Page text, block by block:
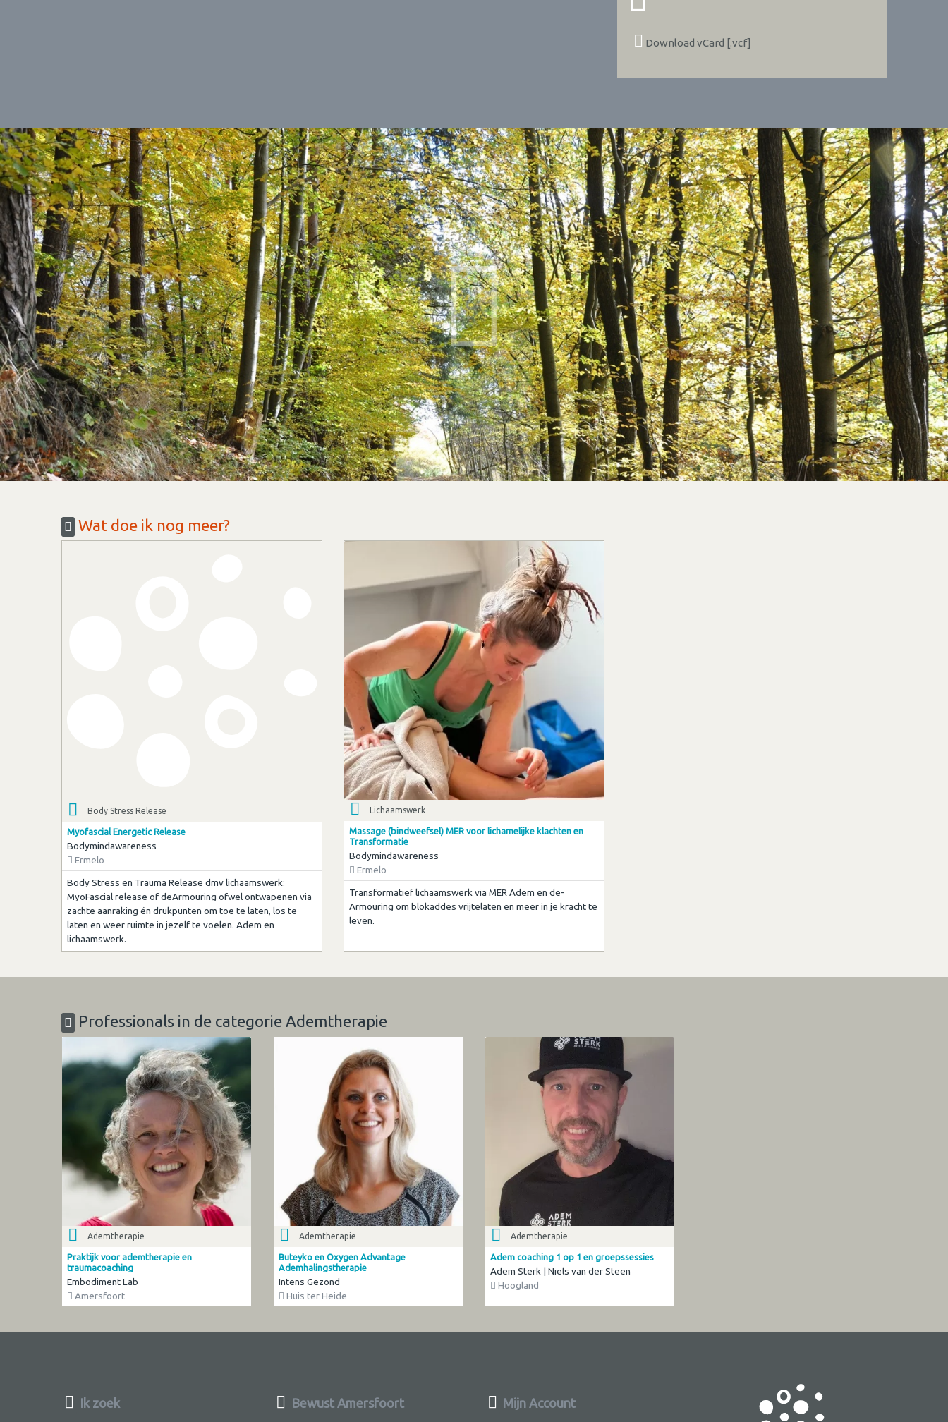
Download vCard [.vcf]
Wat doe ik nog meer?
Body Stress Release
Myofascial Energetic Release
Bodymindawareness
Ermelo
Body Stress en Trauma Release dmv lichaamswerk:
MyoFascial release of deArmouring ofwel ontwapenen via
zachte aanraking én drukpunten om toe te laten, los te
laten en weer ruimte in jezelf te voelen. Adem en
lichaamswerk.
Lichaamswerk
Massage (bindweefsel) MER voor lichamelijke klachten en
Transformatie
Bodymindawareness
Ermelo
Transformatief lichaamswerk via MER Adem en de-
Armouring om blokaddes vrijtelaten en meer in je kracht te
leven.
Professionals in de categorie Ademtherapie
Ademtherapie
Praktijk voor ademtherapie en
traumacoaching
Embodiment Lab
Amersfoort
Ademtherapie
Buteyko en Oxygen Advantage
Ademhalingstherapie
Intens Gezond
Huis ter Heide
Ademtherapie
Adem coaching 1 op 1 en groepssessies
Adem Sterk | Niels van der Steen
Hoogland
Ik zoek Bewust Amersfoort Mijn Account